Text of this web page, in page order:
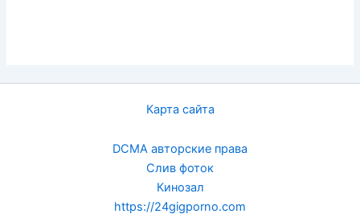
Карта сайта
DCMA авторские права
Слив фоток
Кинозал
https://24gigporno.com